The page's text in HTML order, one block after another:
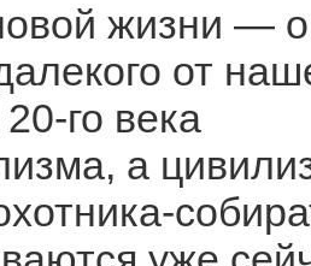
жизни —
от
го века
а